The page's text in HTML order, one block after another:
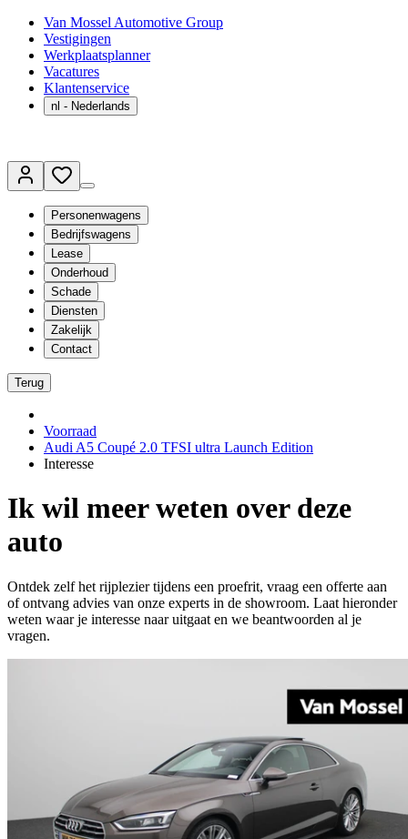
Van Mossel Automotive Group
Vestigingen
Werkplaatsplanner
Vacatures
Klantenservice
nl - Nederlands
Personenwagens
Bedrijfswagens
Lease
Onderhoud
Schade
Diensten
Zakelijk
Contact
Terug
Voorraad
Audi A5 Coupé 2.0 TFSI ultra Launch Edition
Interesse
Ik wil meer weten over deze
auto
Ontdek zelf het rijplezier tijdens een proefrit, vraag een offerte aan
of ontvang advies van onze experts in de showroom. Laat hieronder
weten waar je interesse naar uitgaat en we beantwoorden al je
vragen.